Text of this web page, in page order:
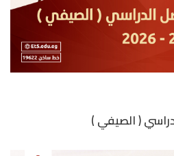
( الصيفي )